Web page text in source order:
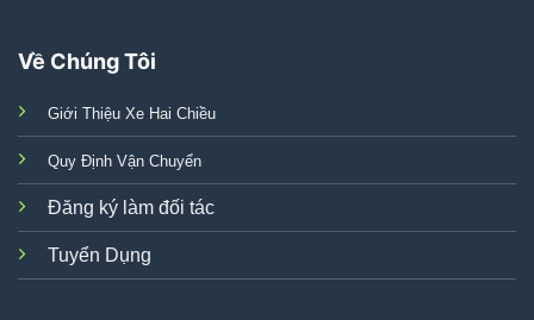
Về Chúng Tôi
Giới Thiệu Xe Hai Chiều
Quy Định Vận Chuyển
Đăng ký làm đối tác
Tuyển Dụng